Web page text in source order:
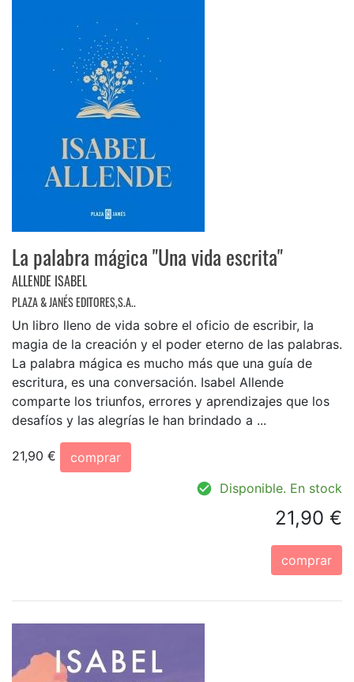
La palabra mágica "Una vida escrita"
ALLENDE ISABEL
PLAZA & JANÉS EDITORES,S.A..
Un libro lleno de vida sobre el oficio de escribir, la
magia de la creación y el poder eterno de las palabras.
La palabra mágica es mucho más que una guía de
escritura, es una conversación. Isabel Allende
comparte los triunfos, errores y aprendizajes que los
desafíos y las alegrías le han brindado a ...
21,90 €
comprar
Disponible. En stock
21,90 €
comprar